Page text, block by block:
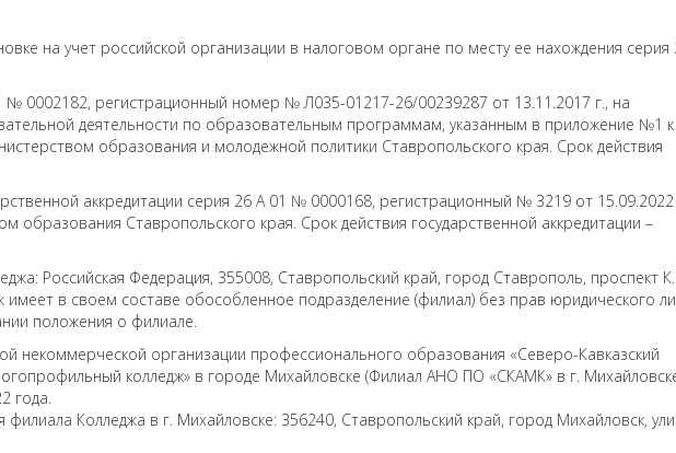
на учет российской организации в налоговом органе по месту ее нахождения
0002182, регистрационный номер № Л035-01217-26/00239287 от 13.11.2017 г., на
деятельности по образовательным программам, указанным в приложение №1 к
образования и молодежной политики Ставропольского края. Срок действия
аккредитации серия 26 А 01 № 0000168, регистрационный № 3219 от 15.09.2022
образования Ставропольского края. Срок действия государственной аккредитации –
Российская Федерация, 355008, Ставропольский край, город Ставрополь, проспект К.
имеет в своем составе обособленное подразделение (филиал) без прав юридического
положения о филиале.
некоммерческой организации профессионального образования «Северо-Кавказский
колледж» в городе Михайловске (Филиал АНО ПО «СКАМК» в г.
года.
филиала Колледжа в г. Михайловске: 356240, Ставропольский край, город Михайловск,